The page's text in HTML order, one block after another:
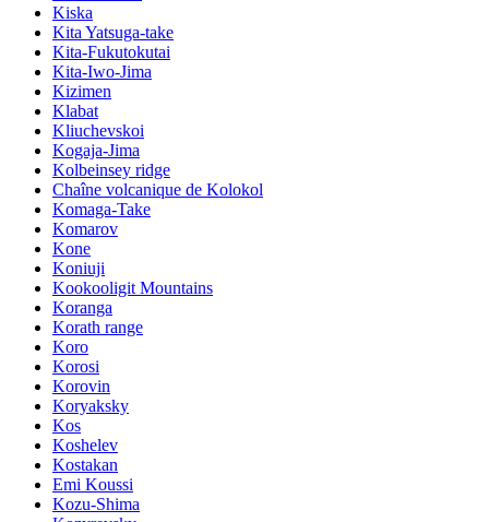
Kiska
Kita Yatsuga-take
Kita-Fukutokutai
Kita-Iwo-Jima
Kizimen
Klabat
Kliuchevskoi
Kogaja-Jima
Kolbeinsey ridge
Chaîne volcanique de Kolokol
Komaga-Take
Komarov
Kone
Koniuji
Kookooligit Mountains
Koranga
Korath range
Koro
Korosi
Korovin
Koryaksky
Kos
Koshelev
Kostakan
Emi Koussi
Kozu-Shima